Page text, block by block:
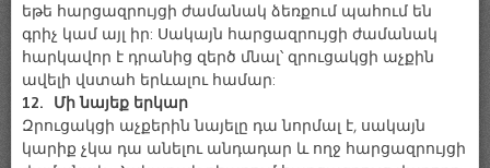
եթե հարցազրույցի ժամանակ ձեռքում պահում են
գրիչ կամ այլ իր: Սակայն հարցազրույցի ժամանակ
հարկավոր է դրանից զերծ մնալ՝ զրուցակցի աչքին
ավելի վստահ երևալու համար:
12. Մի նայեք երկար
Զրուցակցի աչքերին նայելը դա նորմալ է, սակայն
կարիք չկա դա անելու անդադար և ողջ հարցազրույցի